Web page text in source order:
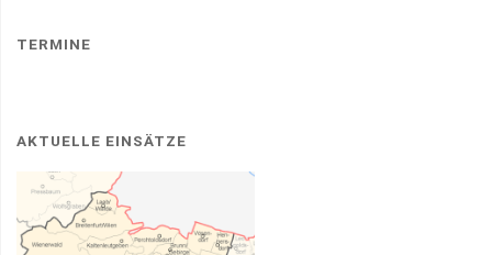
TERMINE
AKTUELLE EINSÄTZE